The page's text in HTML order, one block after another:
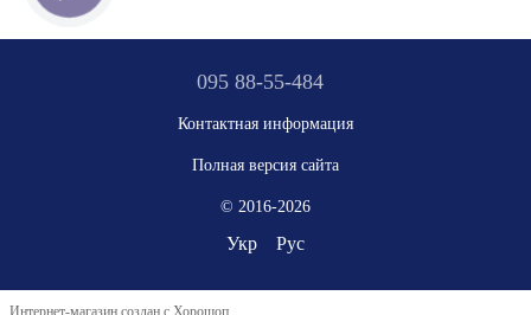
095 88-55-484
Контактная информация
Полная версия сайта
© 2016-2026
Укр Рус
Интернет-магазин создан с Хорошоп